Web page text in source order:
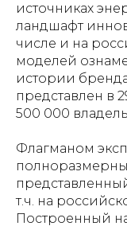
источниках
ландшафт
числе и на
моделей
истории
представлен в
500 000
Флагманом
т.ч. на
Построенный